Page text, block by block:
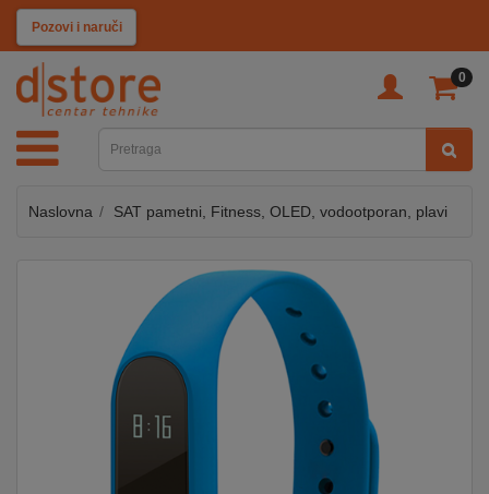
Pozovi i naruči
0
KATEGORIJE
TV
SAT
MOBILNI
Naslovna SAT pametni, Fitness, OLED, vodootporan, plavi